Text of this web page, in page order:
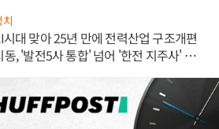
치
시대 맞아 25년 만에 전력산업 구조개편
동, '발전5사 통합' 넘어 '한전 지주사' 재편